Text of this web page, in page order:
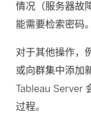
情况（服务器故
能需要检索密码。
对于其他操作，
或向群集中添加
Tableau Server
过程。